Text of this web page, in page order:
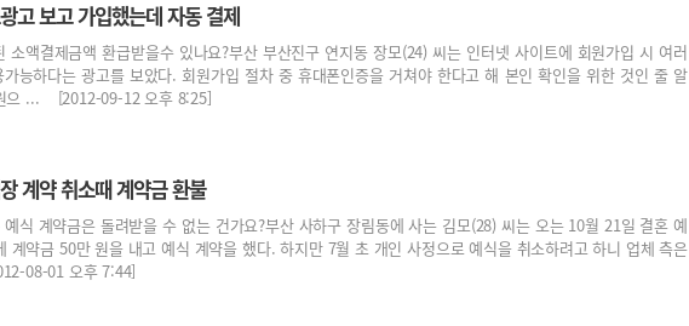
고 보고 가입했는데 자동 결제
액결제금액 환급받을수 있나요?부산 부산진구 연지동 장모(24) 씨는 인터넷 사이트에 회원가입 시 여러
능하다는 광고를 보았다. 회원가입 절차 중 휴대폰인증을 거쳐야 한다고 해 본인 확인을 위한 것인 줄 알
으 ... [2012-09-12 오후 8:25]
계약 취소때 계약금 환불
식 계약금은 돌려받을 수 없는 건가요?부산 사하구 장림동에 사는 김모(28) 씨는 오는 10월 21일 결혼 예
계약금 50만 원을 내고 예식 계약을 했다. 하지만 7월 초 개인 사정으로 예식을 취소하려고 하니 업체 측은
08-01 오후 7:44]